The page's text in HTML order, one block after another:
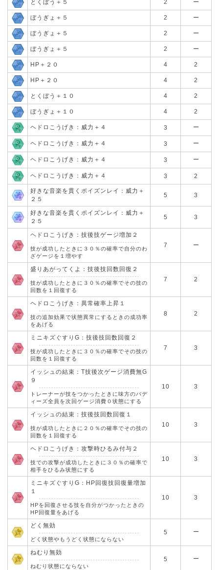
とくぼう＋５ 2 ー
ぼうぎょ＋５ 2 ー
ぼうぎょ＋５ 2 ー
ぼうぎょ＋５ 2 ー
HP＋２０ 4 2
HP＋２０ 4 2
とくぼう＋１０ 4 2
ぼうぎょ＋１０ 4 2
ヘドロこうげき：威力＋４ 3 ー
ヘドロこうげき：威力＋４ 3 ー
ヘドロこうげき：威力＋４ 3 ー
ヘドロこうげき：威力＋４ 3 2
好きな音楽を貫くポイズンレイ：威力＋
２５
5 3
好きな音楽を貫くポイズンレイ：威力＋
２５
5 3
ヘドロこうげき：技後技ゲージ増加２
技が成功したときに３０％の確率で自分のわ
ざゲージを１増やす
7 ー
盛りあがってくよ：技後技回数回復２
技が成功したときに３０％の確率でその技の
回数を１回復する
7 2
ヘドロこうげき：異常確率上昇１
技の追加効果で状態異常にするときの成功率
をあげる
8 2
ミニキズぐすりG：技後技回数回復２
技が成功したときに３０％の確率でその技の
回数を１回復する
7 3
イッシュの結束：T技後次ゲージ消費無G
９
トレーナーが技をつかったときに味方のバデ
ィーズ全員を次回ゲージ消費０状態にする
10 3
イッシュの結束：技後技回数回復１
技が成功したときに２０％の確率でその技の
回数を１回復する
10 3
ヘドロこうげき：攻撃時ひるみ付与２
技での攻撃が成功したときに３０％の確率で
相手をひるみ状態にする
10 3
ミニキズぐすりG：HP回復技回復量増加
１
HPを回復させる技を自分がつかったときの
HP回復量をあげる
10 3
どく無効
どく状態やもうどく状態にならない
5 ー
ねむり無効
ねむり状態にならない
5 ー